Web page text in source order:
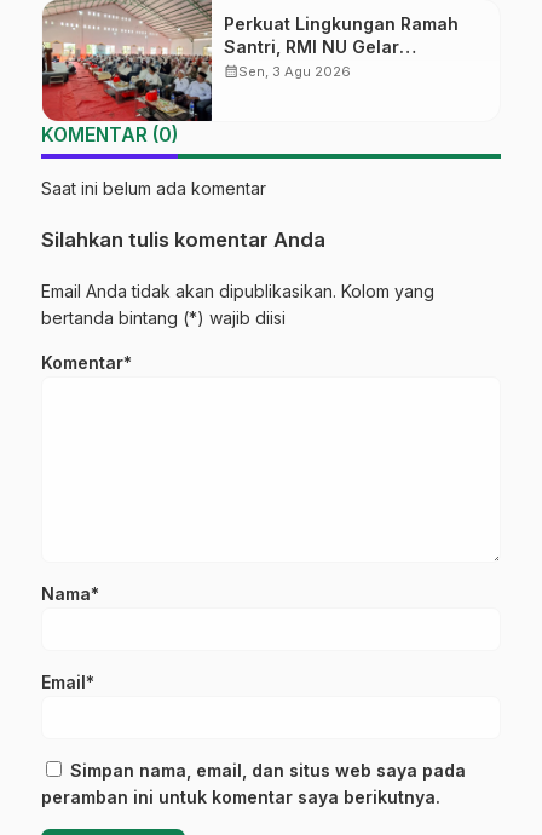
Perkuat Lingkungan Ramah
Santri, RMI NU Gelar
‘Sambang Pesantren’ di Pati
calendar_monthSen, 3 Agu 2026
KOMENTAR (0)
Saat ini belum ada komentar
Silahkan tulis komentar Anda
Email Anda tidak akan dipublikasikan. Kolom yang
bertanda bintang (*) wajib diisi
Komentar*
Nama*
Email*
Simpan nama, email, dan situs web saya pada
peramban ini untuk komentar saya berikutnya.